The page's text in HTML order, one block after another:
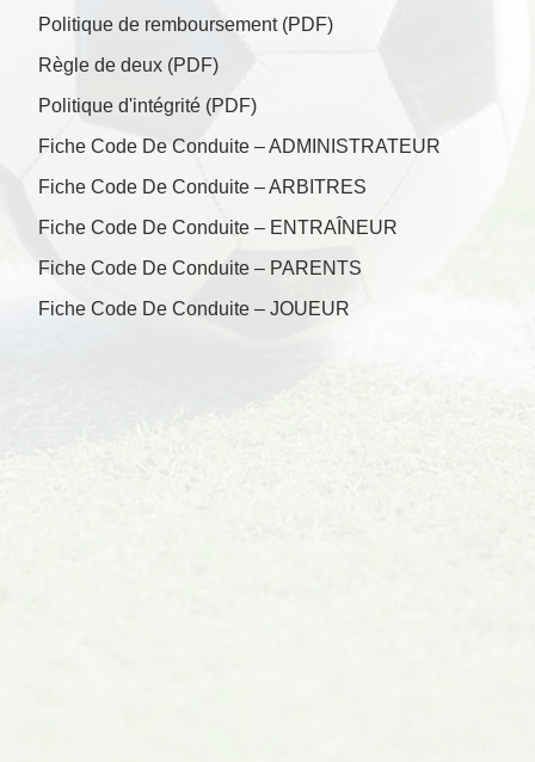
Politique de remboursement (PDF)
Règle de deux (PDF)
Politique d'intégrité (PDF)
Fiche Code De Conduite – ADMINISTRATEUR
Fiche Code De Conduite – ARBITRES
Fiche Code De Conduite – ENTRAÎNEUR
Fiche Code De Conduite – PARENTS
Fiche Code De Conduite – JOUEUR